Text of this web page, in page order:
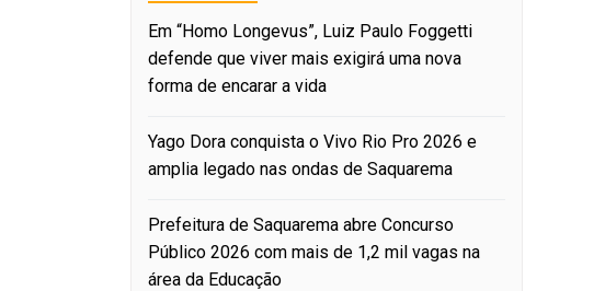
Em “Homo Longevus”, Luiz Paulo Foggetti
defende que viver mais exigirá uma nova
forma de encarar a vida
Yago Dora conquista o Vivo Rio Pro 2026 e
amplia legado nas ondas de Saquarema
Prefeitura de Saquarema abre Concurso
Público 2026 com mais de 1,2 mil vagas na
área da Educação